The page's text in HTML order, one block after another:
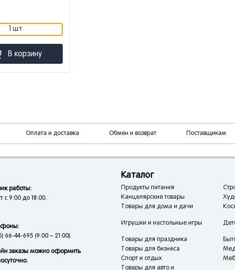
1 шт
В корзину
Оплата и доставка Обмен и возврат Поставщикам
работы:
с 9:00 до 18:00.
66-44-695 (9:00 – 21:00).
заказы можно оформить
Каталог
Продукты питания
Канцелярские товары
Товары для дома и дачи
Игрушки и настольные игры
Товары для праздника
Товары для бизнеса
Спорт и отдых
Товары для авто и